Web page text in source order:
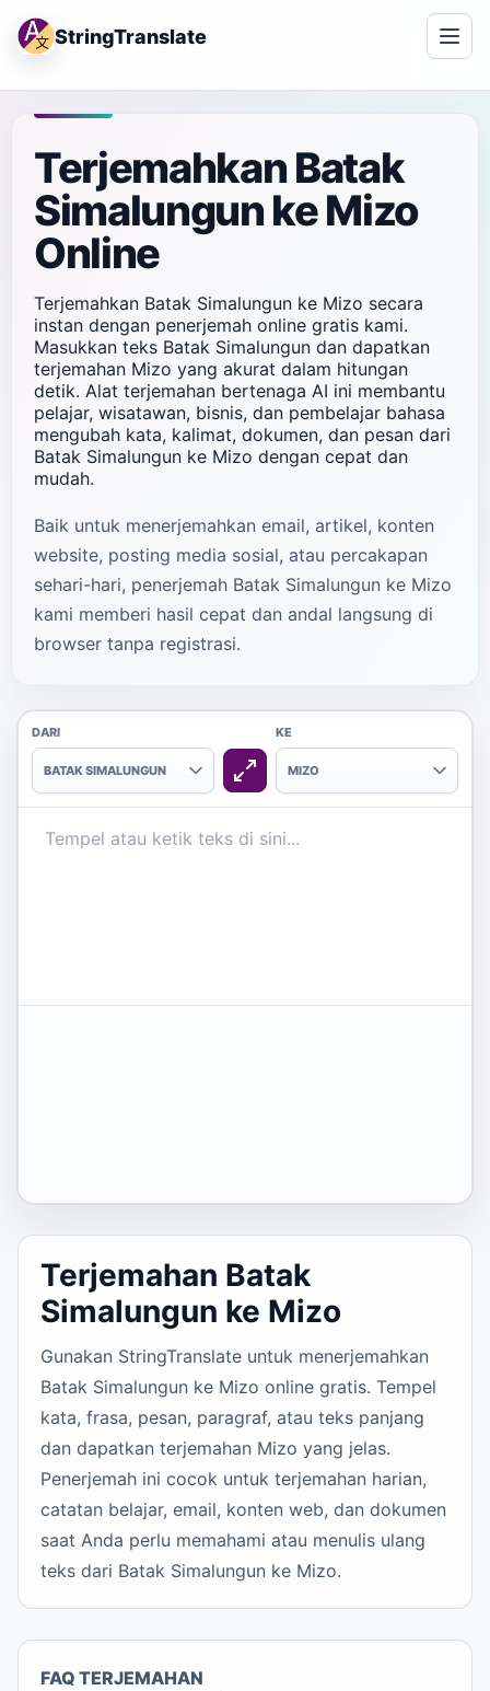
StringTranslate
Terjemahkan Batak
Simalungun ke Mizo
Online
Terjemahkan Batak Simalungun ke Mizo secara
instan dengan penerjemah online gratis kami.
Masukkan teks Batak Simalungun dan dapatkan
terjemahan Mizo yang akurat dalam hitungan
detik. Alat terjemahan bertenaga AI ini membantu
pelajar, wisatawan, bisnis, dan pembelajar bahasa
mengubah kata, kalimat, dokumen, dan pesan dari
Batak Simalungun ke Mizo dengan cepat dan
mudah.
Baik untuk menerjemahkan email, artikel, konten
website, posting media sosial, atau percakapan
sehari-hari, penerjemah Batak Simalungun ke Mizo
kami memberi hasil cepat dan andal langsung di
browser tanpa registrasi.
DARI
BATAK SIMALUNGUN
KE
MIZO
Terjemahan Batak
Simalungun ke Mizo
Gunakan StringTranslate untuk menerjemahkan
Batak Simalungun ke Mizo online gratis. Tempel
kata, frasa, pesan, paragraf, atau teks panjang
dan dapatkan terjemahan Mizo yang jelas.
Penerjemah ini cocok untuk terjemahan harian,
catatan belajar, email, konten web, dan dokumen
saat Anda perlu memahami atau menulis ulang
teks dari Batak Simalungun ke Mizo.
FAQ TERJEMAHAN